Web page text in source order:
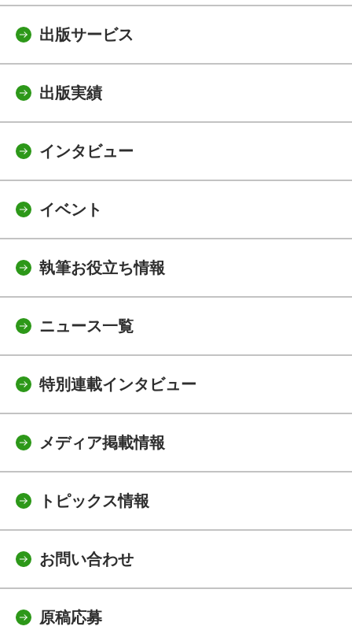
出版サービス
出版実績
インタビュー
イベント
執筆お役立ち情報
ニュース一覧
特別連載インタビュー
メディア掲載情報
トピックス情報
お問い合わせ
原稿応募